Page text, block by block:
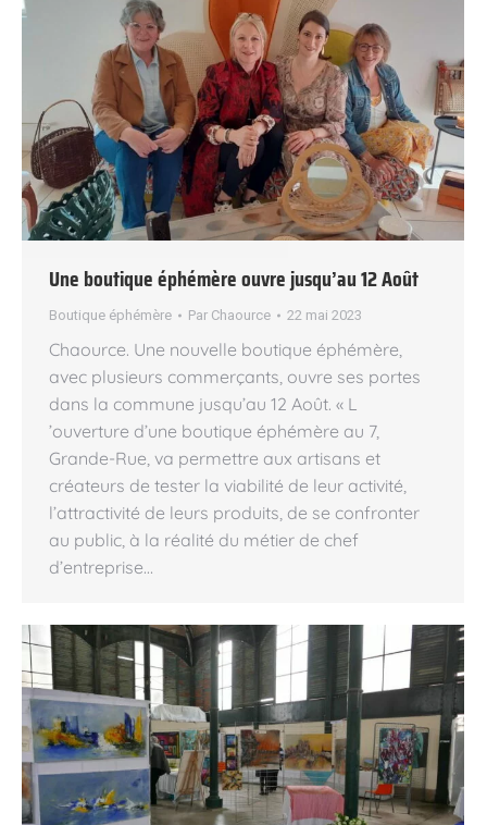
Une boutique éphémère ouvre jusqu’au 12 Août
Boutique éphémère Par Chaource 22 mai 2023
Chaource. Une nouvelle boutique éphémère,
avec plusieurs commerçants, ouvre ses portes
dans la commune jusqu’au 12 Août. « L
’ouverture d’une boutique éphémère au 7,
Grande-Rue, va permettre aux artisans et
créateurs de tester la viabilité de leur activité,
l’attractivité de leurs produits, de se confronter
au public, à la réalité du métier de chef
d’entreprise…